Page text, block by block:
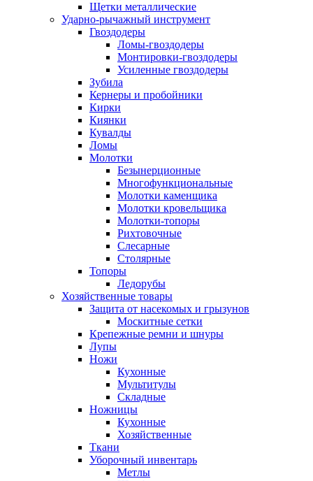
Щетки металлические
Ударно-рычажный инструмент
Гвоздодеры
Ломы-гвоздодеры
Монтировки-гвоздодеры
Усиленные гвоздодеры
Зубила
Кернеры и пробойники
Кирки
Киянки
Кувалды
Ломы
Молотки
Безынерционные
Многофункциональные
Молотки каменщика
Молотки кровельщика
Молотки-топоры
Рихтовочные
Слесарные
Столярные
Топоры
Ледорубы
Хозяйственные товары
Защита от насекомых и грызунов
Москитные сетки
Крепежные ремни и шнуры
Лупы
Ножи
Кухонные
Мультитулы
Складные
Ножницы
Кухонные
Хозяйственные
Ткани
Уборочный инвентарь
Метлы